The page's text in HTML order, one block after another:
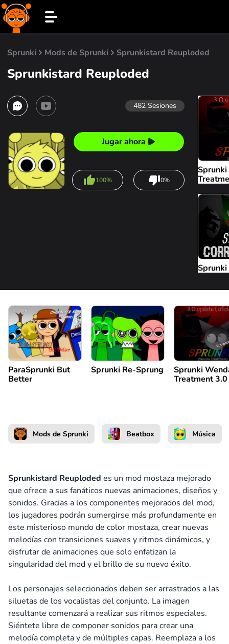
Sprunki Mods de Sprunki Sprunkistard Reuploded
Sprunkistard Reuploded
482 Sesiones
Jugar ahora
100% 0%
ParaSprunki But
Better
Sprunki Re-Sprung
Sprunki
Treatment 3.0
Mods de Sprunki Beatbox Música
Sprunkistard Reuploded es un mod mostaza mejorado
que ofrece a sus fanáticos nuevas animaciones, diseños y
sonidos. Gracias a los componentes mejorados del mod,
los jugadores podrán sumergirse más profundamente en
este misterioso mundo de color mostaza, crear nuevas
melodías con transiciones suaves y ritmos dinámicos, y
disfrutar de animaciones que solo enfatizan la
singularidad del mod y el brillo de su nuevo éxito.
Los personajes seleccionados deben ser arrastrados a las
siluetas de los vocalistas del conjunto. La imagen
resultante comenzará a realizar sus ritmos especiales.
Siéntete libre de componer sonidos para crear una
melodía completa y de múltiples capas. Reemplaza a los